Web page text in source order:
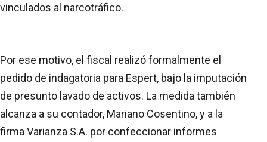
vinculados al narcotráfico.
Por ese motivo, el fiscal realizó formalmente el
pedido de indagatoria para Espert, bajo la imputación
de presunto lavado de activos. La medida también
alcanza a su contador, Mariano Cosentino, y a la
firma Varianza S.A. por confeccionar informes